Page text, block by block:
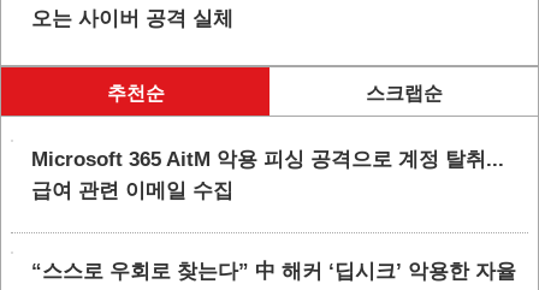
오는 사이버 공격 실체
추천순 스크랩순
Microsoft 365 AitM 악용 피싱 공격으로 계정 탈취...
급여 관련 이메일 수집
“스스로 우회로 찾는다” 中 해커 ‘딥시크’ 악용한 자율